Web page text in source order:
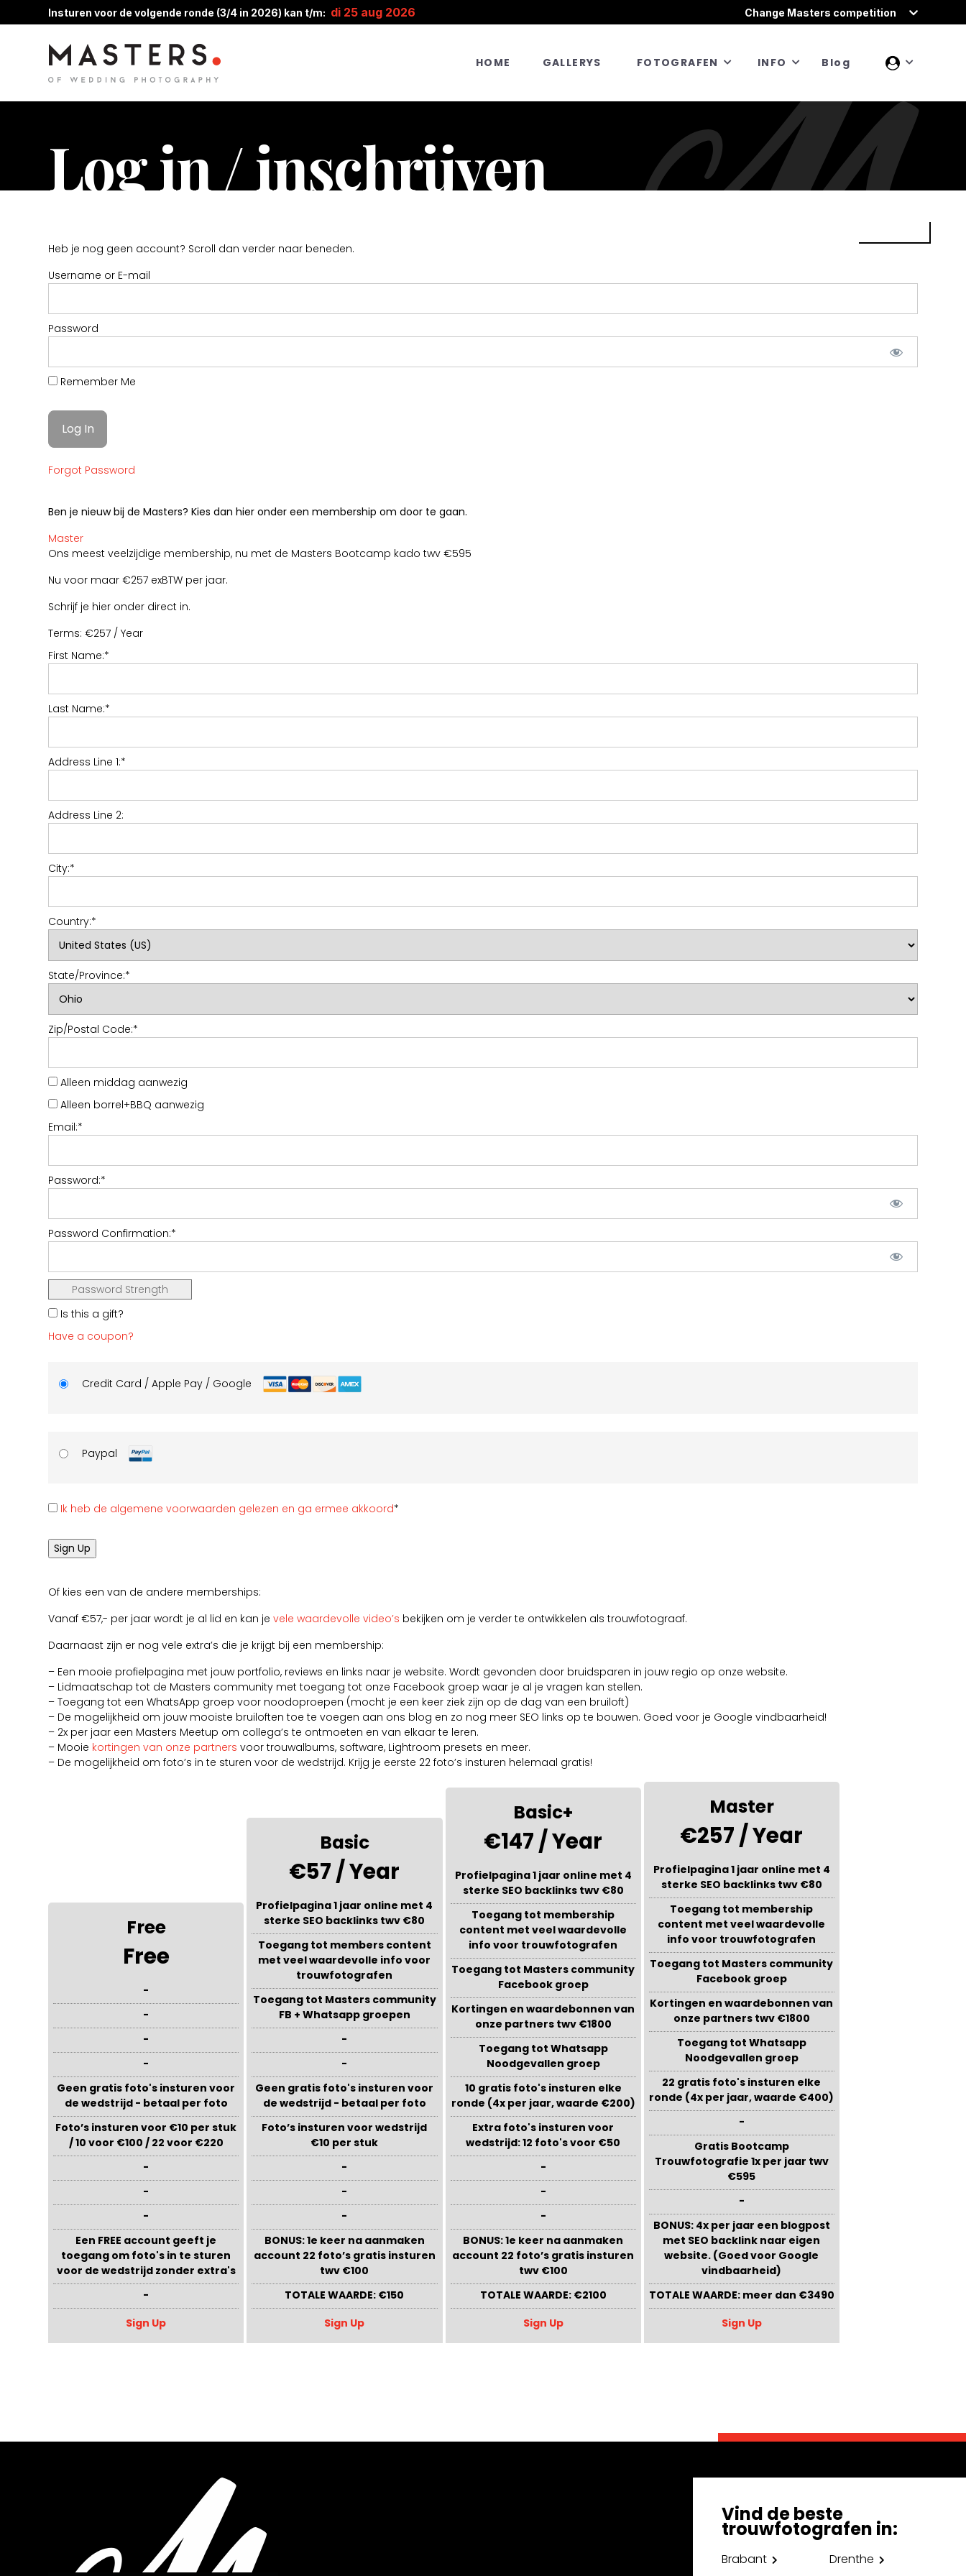
Insturen voor de volgende ronde (3/4 in 2026) kan t/m: di 25 aug 2026 Change Masters competition
HOME GALLERYS FOTOGRAFEN INFO Blog
Log in / inschrijven
Heb je nog geen account? Scroll dan verder naar beneden.
Username or E-mail
Password
Remember Me
Forgot Password
Ben je nieuw bij de Masters? Kies dan hier onder een membership om door te gaan.
Master
Ons meest veelzijdige membership, nu met de Masters Bootcamp kado twv €595
Nu voor maar €257 exBTW per jaar.
Schrijf je hier onder direct in.
Terms: €257 / Year
First Name:*
Last Name:*
Address Line 1:*
Address Line 2:
City:*
Country:*
State/Province:*
Zip/Postal Code:*
Alleen middag aanwezig
Alleen borrel+BBQ aanwezig
Email:*
Password:*
Password Confirmation:*
Password Strength
Is this a gift?
Have a coupon?
Credit Card / Apple Pay / Google
Paypal
Ik heb de algemene voorwaarden gelezen en ga ermee akkoord*
No val
Of kies een van de andere memberships:
Vanaf €57,- per jaar wordt je al lid en kan je vele waardevolle video’s bekijken om je verder te ontwikkelen als trouwfotograaf.
Daarnaast zijn er nog vele extra’s die je krijgt bij een membership:
– Een mooie profielpagina met jouw portfolio, reviews en links naar je website. Wordt gevonden door bruidsparen in jouw regio op onze website.
– Lidmaatschap tot de Masters community met toegang tot onze Facebook groep waar je al je vragen kan stellen.
– Toegang tot een WhatsApp groep voor noodoproepen (mocht je een keer ziek zijn op de dag van een bruiloft)
– De mogelijkheid om jouw mooiste bruiloften toe te voegen aan ons blog en zo nog meer SEO links op te bouwen. Goed voor je Google vindbaarheid!
– 2x per jaar een Masters Meetup om collega’s te ontmoeten en van elkaar te leren.
– Mooie kortingen van onze partners voor trouwalbums, software, Lightroom presets en meer.
– De mogelijkheid om foto’s in te sturen voor de wedstrijd. Krijg je eerste 22 foto’s insturen helemaal gratis!
Free
Free
-
-
-
-
Geen gratis foto's insturen voor
de wedstrijd - betaal per foto
Foto’s insturen voor €10 per stuk
/ 10 voor €100 / 22 voor €220
-
-
-
Een FREE account geeft je
toegang om foto's in te sturen
voor de wedstrijd zonder extra's
-
Sign Up
Basic
€57 / Year
Profielpagina 1 jaar online met 4
sterke SEO backlinks twv €80
Toegang tot members content
met veel waardevolle info voor
trouwfotografen
Toegang tot Masters community
FB + Whatsapp groepen
-
-
Geen gratis foto's insturen voor
de wedstrijd - betaal per foto
Foto’s insturen voor wedstrijd
€10 per stuk
-
-
-
BONUS: 1e keer na aanmaken
account 22 foto’s gratis insturen
twv €100
TOTALE WAARDE: €150
Sign Up
Basic+
€147 / Year
Profielpagina 1 jaar online met 4
sterke SEO backlinks twv €80
Toegang tot membership
content met veel waardevolle
info voor trouwfotografen
Toegang tot Masters community
Facebook groep
Kortingen en waardebonnen van
onze partners twv €1800
Toegang tot Whatsapp
Noodgevallen groep
10 gratis foto's insturen elke
ronde (4x per jaar, waarde €200)
Extra foto's insturen voor
wedstrijd: 12 foto's voor €50
-
-
-
BONUS: 1e keer na aanmaken
account 22 foto’s gratis insturen
twv €100
TOTALE WAARDE: €2100
Sign Up
Master
€257 / Year
Profielpagina 1 jaar online met 4
sterke SEO backlinks twv €80
Toegang tot membership
content met veel waardevolle
info voor trouwfotografen
Toegang tot Masters community
Facebook groep
Kortingen en waardebonnen van
onze partners twv €1800
Toegang tot Whatsapp
Noodgevallen groep
22 gratis foto's insturen elke
ronde (4x per jaar, waarde €400)
-
Gratis Bootcamp
Trouwfotografie 1x per jaar twv
€595
-
BONUS: 4x per jaar een blogpost
met SEO backlink naar eigen
website. (Goed voor Google
vindbaarheid)
TOTALE WAARDE: meer dan €3490
Sign Up
Vind de beste
trouwfotografen in:
Brabant
Drenthe